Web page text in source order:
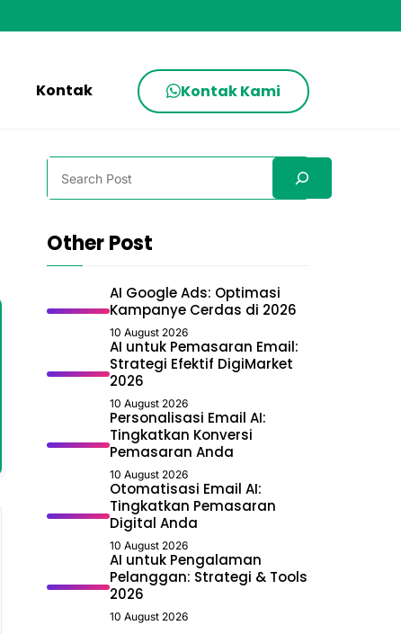
Kontak Kontak Kami
Search
Other Post
AI Google Ads: Optimasi
Kampanye Cerdas di 2026
10 August 2026
AI untuk Pemasaran Email:
Strategi Efektif DigiMarket
2026
10 August 2026
Personalisasi Email AI:
Tingkatkan Konversi
Pemasaran Anda
10 August 2026
Otomatisasi Email AI:
Tingkatkan Pemasaran
Digital Anda
10 August 2026
AI untuk Pengalaman
Pelanggan: Strategi & Tools
2026
10 August 2026